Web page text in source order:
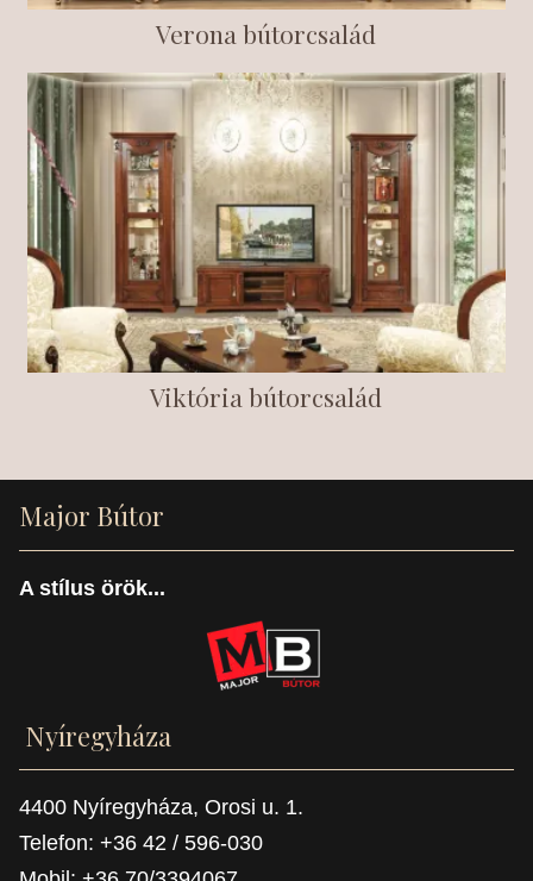
Verona bútorcsalád
Viktória bútorcsalád
Major Bútor
A stílus örök...
Nyíregyháza
4400 Nyíregyháza, Orosi u. 1.
Telefon: +36 42 / 596-030